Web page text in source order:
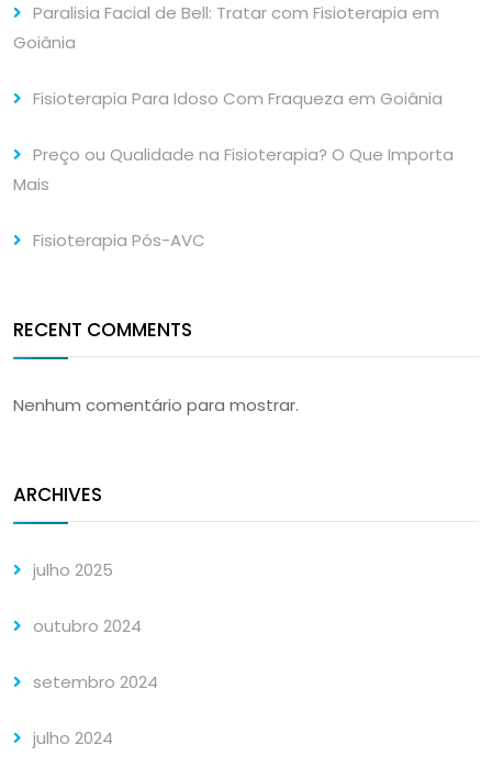
Paralisia Facial de Bell: Tratar com Fisioterapia em
Goiânia
Fisioterapia Para Idoso Com Fraqueza em Goiânia
Preço ou Qualidade na Fisioterapia? O Que Importa
Mais
Fisioterapia Pós-AVC
RECENT COMMENTS
Nenhum comentário para mostrar.
ARCHIVES
julho 2025
outubro 2024
setembro 2024
julho 2024